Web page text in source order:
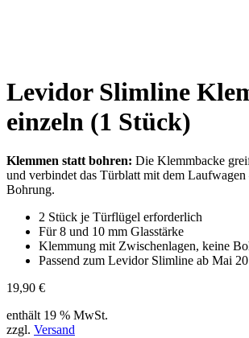
Levidor Slimline
einzeln (1 Stück)
Klemmen statt bohren: Die Klemmbacke
und verbindet das Türblatt mit dem Laufwagen
Bohrung.
2 Stück je Türflügel erforderlich
Für 8 und 10 mm Glasstärke
Klemmung mit Zwischenlagen, keine
Passend zum Levidor Slimline ab Mai
19,90 €
enthält 19 % MwSt.
zzgl. Versand